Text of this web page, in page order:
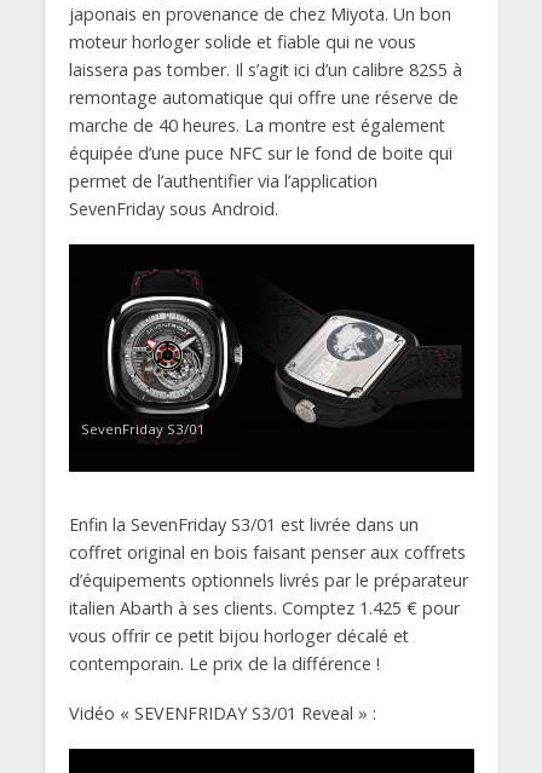
japonais en provenance de chez Miyota. Un bon
moteur horloger solide et fiable qui ne vous
laissera pas tomber. Il s’agit ici d’un calibre 82S5 à
remontage automatique qui offre une réserve de
marche de 40 heures. La montre est également
équipée d’une puce NFC sur le fond de boite qui
permet de l’authentifier via l’application
SevenFriday sous Android.
SevenFriday S3/01
Enfin la SevenFriday S3/01 est livrée dans un
coffret original en bois faisant penser aux coffrets
d’équipements optionnels livrés par le préparateur
italien Abarth à ses clients. Comptez 1.425 € pour
vous offrir ce petit bijou horloger décalé et
contemporain. Le prix de la différence !
Vidéo « SEVENFRIDAY S3/01 Reveal » :